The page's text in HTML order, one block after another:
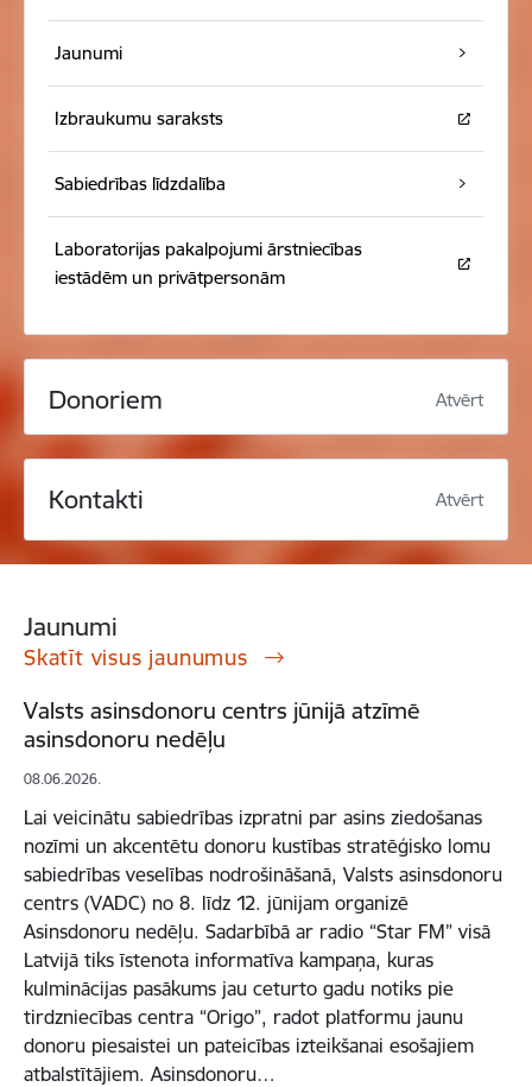
Jaunumi
Izbraukumu saraksts
Sabiedrības līdzdalība
Laboratorijas pakalpojumi ārstniecības
iestādēm un privātpersonām
Donoriem Atvērt
Kontakti Atvērt
Jaunumi
Skatīt visus jaunumus
Valsts asinsdonoru centrs jūnijā atzīmē
asinsdonoru nedēļu
08.06.2026.
Lai veicinātu sabiedrības izpratni par asins ziedošanas
nozīmi un akcentētu donoru kustības stratēģisko lomu
sabiedrības veselības nodrošināšanā, Valsts asinsdonoru
centrs (VADC) no 8. līdz 12. jūnijam organizē
Asinsdonoru nedēļu. Sadarbībā ar radio “Star FM” visā
Latvijā tiks īstenota informatīva kampaņa, kuras
kulminācijas pasākums jau ceturto gadu notiks pie
tirdzniecības centra “Origo”, radot platformu jaunu
donoru piesaistei un pateicības izteikšanai esošajiem
atbalstītājiem. Asinsdonoru…